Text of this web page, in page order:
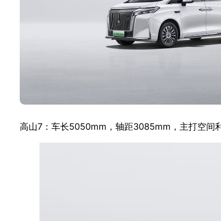
高山7：车长5050mm，轴距3085mm，主打空间